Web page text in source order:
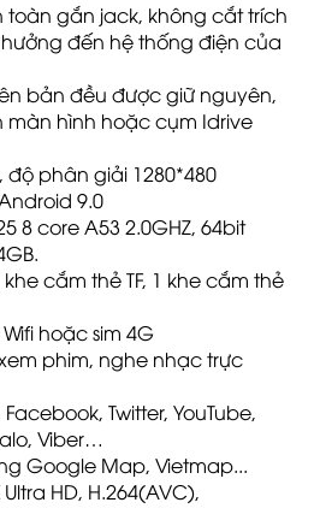
toàn gắn jack, không cắt trích
đến hệ thống điện của
bản đều được giữ nguyên,
hình hoặc cụm Idrive
độ phân giải 1280*480
9.0
8 core A53 2.0GHZ, 64bit
khe cắm thẻ TF, 1 khe cắm thẻ
hoặc sim 4G
phim, nghe nhạc trực
Twitter, YouTube,
Viber…
Google Map, Vietmap...
HD, H.264(AVC),